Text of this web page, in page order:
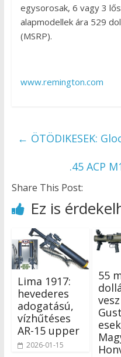
egysorosak, 6 vagy 3
alapmodellek ára 529
(MSRP).
www.remington.com
← ÖTÖDIKESEK:
.45 ACP
Share This Post:
Ez is
Lima 1917:
hevederes
adogatású,
vízhűtéses
AR-15 upper
2026-01-15
55